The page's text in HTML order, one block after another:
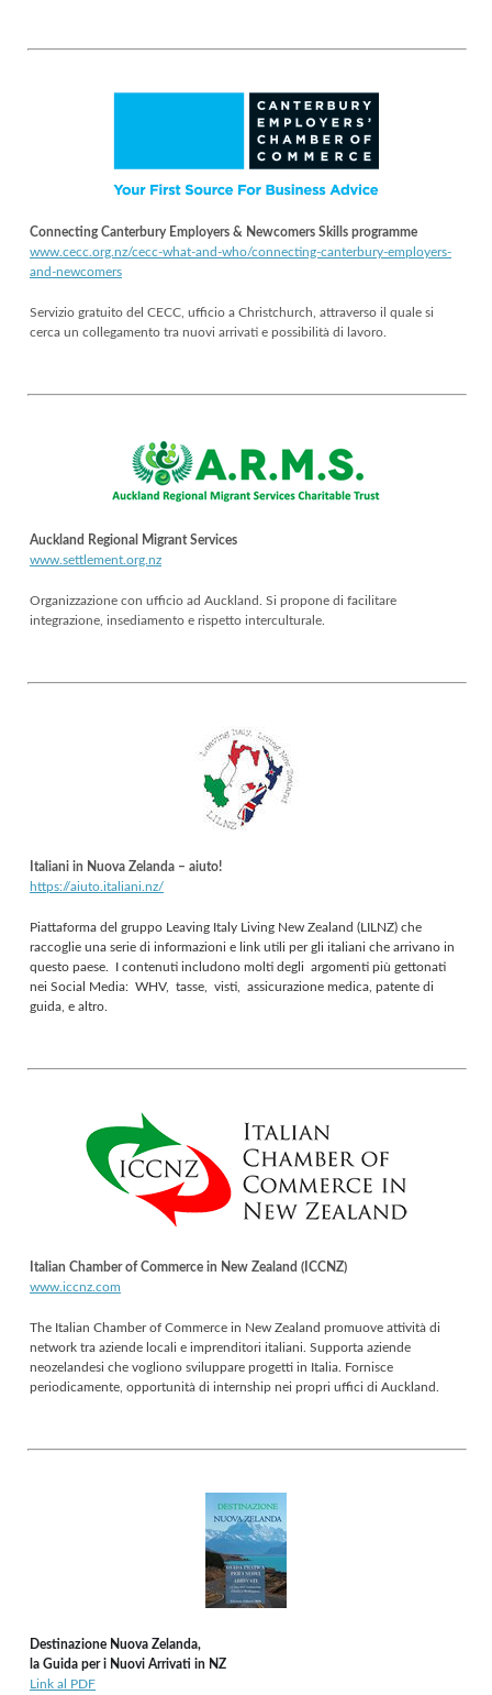
Connecting Canterbury Employers & Newcomers Skills programme
www.cecc.org.nz/cecc-what-and-who/connecting-canterbury-employers-
and-newcomers
Servizio gratuito del CECC, ufficio a Christchurch, attraverso il quale si
cerca un collegamento tra nuovi arrivati e possibilità di lavoro.
Auckland Regional Migrant Services
www.settlement.org.nz
Organizzazione con ufficio ad Auckland. Si propone di facilitare
integrazione, insediamento e rispetto interculturale.
Italiani in Nuova Zelanda – aiuto!
https://aiuto.italiani.nz/
Piattaforma del gruppo Leaving Italy Living New Zealand (LILNZ) che
raccoglie una serie di informazioni e link utili per gli italiani che arrivano in
questo paese.
I contenuti includono molti degli argomenti più gettonati
nei Social Media: WHV, tasse, visti, assicurazione medica, patente di
guida, e altro.
Italian Chamber of Commerce in New Zealand (ICCNZ)
www.iccnz.com
The Italian Chamber of Commerce in New Zealand promuove attività di
network tra aziende locali e imprenditori italiani. Supporta aziende
neozelandesi che vogliono sviluppare progetti in Italia. Fornisce
periodicamente, opportunità di internship nei propri uffici di Auckland.
Destinazione Nuova Zelanda,
la Guida per i Nuovi Arrivati in NZ
Link al PDF